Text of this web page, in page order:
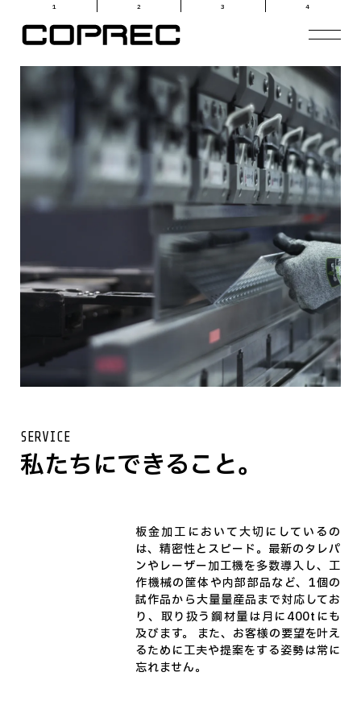
1 2 3 4
ビジョン VISION
サービス SERVICE
働き方 WORK STYLE
採用 RECRUIT
お知らせ NEWS
COMPANY
CONTACT
SERVICE
私たちにできること。
板金加工において大切にしているの
は、精密性とスピード。最新のタレパ
ンやレーザー加工機を多数導入し、工
作機械の筐体や内部部品など、1個の
試作品から大量量産品まで対応してお
り、取り扱う鋼材量は月に400tにも
及びます。 また、お客様の要望を叶え
るために工夫や提案をする姿勢は常に
忘れません。